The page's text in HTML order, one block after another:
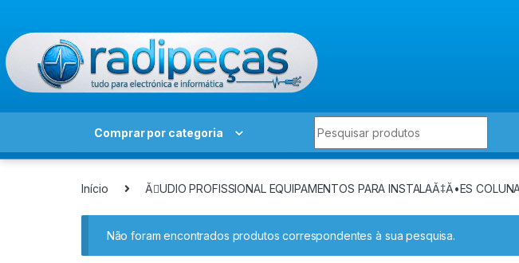
Comprar por categoria
Início ĂUDIO PROFISSIONAL EQUIPAMENTOS PARA INSTALAĂ‡Ă•ES
Não foram encontrados produtos correspondentes à sua pesquisa.